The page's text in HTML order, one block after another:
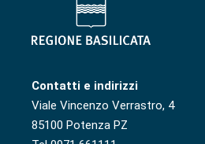
Contatti e indirizzi
Viale Vincenzo Verrastro, 4
85100 Potenza PZ